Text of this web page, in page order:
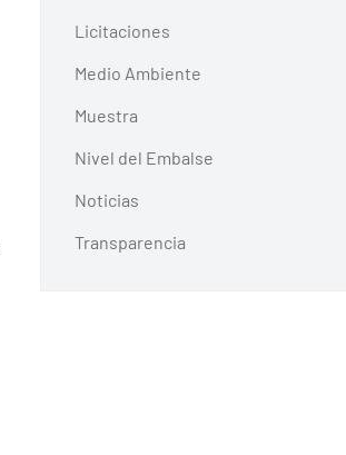
Licitaciones
Medio Ambiente
Muestra
Nivel del Embalse
Noticias
Transparencia